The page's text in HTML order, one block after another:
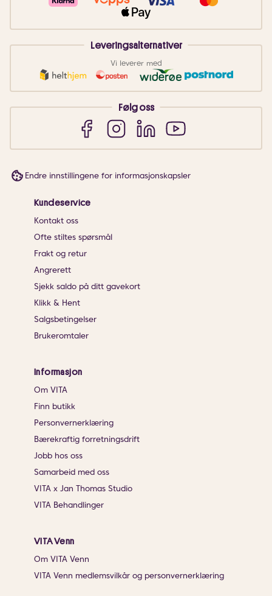
Leveringsalternativer
Vi leverer med
Følg oss
Endre innstillingene for informasjonskapsler
Kundeservice
Kontakt oss
Ofte stiltes spørsmål
Frakt og retur
Angrerett
Sjekk saldo på ditt gavekort
Klikk & Hent
Salgsbetingelser
Brukeromtaler
Informasjon
Om VITA
Finn butikk
Personvernerklæring
Bærekraftig forretningsdrift
Jobb hos oss
Samarbeid med oss
VITA x Jan Thomas Studio
VITA Behandlinger
VITA Venn
Om VITA Venn
VITA Venn medlemsvilkår og personvernerklæring